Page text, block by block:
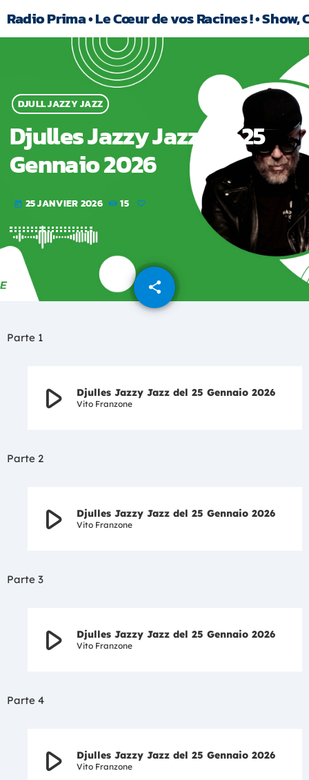
Radio Prima • Le Cœur de vos Racines ! •
DJULL JAZZY JAZZ
Djulles Jazzy Jazz del 25
Gennaio 2026
today 25 JANVIER 2026 15
share
email
Parte 1
play_arrow Djulles Jazzy Jazz del 25 Gennaio 2026
Vito Franzone
Parte 2
play_arrow Djulles Jazzy Jazz del 25 Gennaio 2026
Vito Franzone
Parte 3
play_arrow Djulles Jazzy Jazz del 25 Gennaio 2026
Vito Franzone
Parte 4
play_arrow Djulles Jazzy Jazz del 25 Gennaio 2026
Vito Franzone